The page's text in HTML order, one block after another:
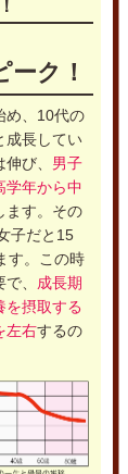
ーク！
め、10代の
成長してい
び、 男子
学年から中
ます。その
子だと15
す。この時
、 成長期
を摂取する
左右するの